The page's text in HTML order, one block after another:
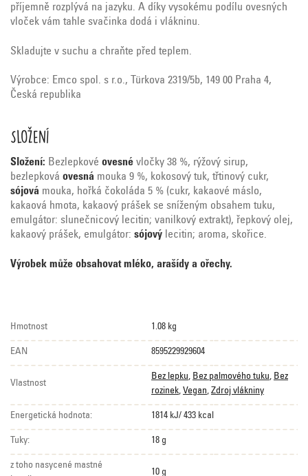
příjemně rozplývá na jazyku. A díky vysokému podílu ovesných
vloček vám tahle svačinka dodá i vlákninu.
Skladujte v suchu a chraňte před teplem.
Výrobce: Emco spol. s r.o., Türkova 2319/5b, 149 00 Praha 4,
Česká republika
Složení
Složení: Bezlepkové ovesné vločky 38 %, rýžový sirup,
bezlepková ovesná mouka 9 %, kokosový tuk, třtinový cukr,
sójová mouka, hořká čokoláda 5 % (cukr, kakaové máslo,
kakaová hmota, kakaový prášek se sníženým obsahem tuku,
emulgátor: slunečnicový lecitin; vanilkový extrakt), řepkový olej,
kakaový prášek, emulgátor: sójový lecitin; aroma, skořice.
Výrobek může obsahovat mléko, arašídy a ořechy.
Hmotnost 1.08 kg
EAN 8595229929604
Vlastnost
Bez lepku, Bez palmového tuku, Bez
rozinek, Vegan, Zdroj vlákniny
Energetická hodnota: 1814 kJ/ 433 kcal
Tuky: 18 g
z toho nasycené mastné
10 g